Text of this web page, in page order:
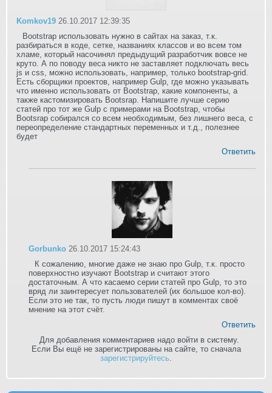
Komkov19 26.10.2017 12:39:35
Bootstrap использовать нужно в сайтах на заказ, т.к.
разбираться в коде, сетке, названиях классов и во всем том
хламе, который насочинял предыдущий разработчик вовсе не
круто. А по поводу веса никто не заставляет подключать весь
js и css, можно использовать, например, только bootstrap-grid.
Есть сборщики проектов, например Gulp, где можно указывать
что именно использовать от Bootstrap, какие компоненты, а
также кастомизировать Bootsrap. Напишите лучше серию
статей про тот же Gulp с примерами на Bootstrap, чтобы
Bootsrap собирался со всем необходимым, без лишнего веса, с
переопределение стандартных переменных и т.д., полезнее
будет
Ответить
Gorbunko 26.10.2017 15:24:43
К сожалению, многие даже не знаю про Gulp, т.к. просто
поверхностно изучают Bootstrap и считают этого
достаточным. А что касаемо серии статей про Gulp, то это
вряд ли заинтересует пользователей (их большое кол-во).
Если это не так, то пусть люди пишут в комментах своё
мнение на этот счёт.
Ответить
Для добавления комментариев надо войти в систему.
Если Вы ещё не зарегистрированы на сайте, то сначала
зарегистрируйтесь